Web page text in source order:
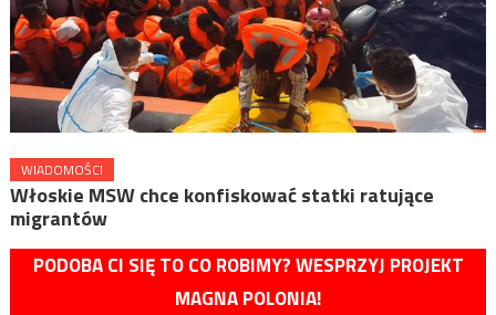
WIADOMOŚCI
Włoskie MSW chce konfiskować statki ratujące
migrantów
PODOBA CI SIĘ TO CO ROBIMY? WESPRZYJ PROJEKT
MAGNA POLONIA!